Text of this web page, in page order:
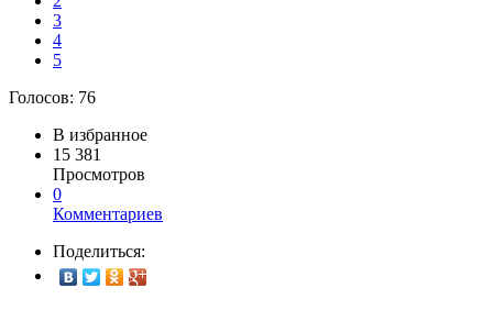
3
4
5
Голосов: 76
В избранное
15 381
Просмотров
0
Комментариев
Поделиться: